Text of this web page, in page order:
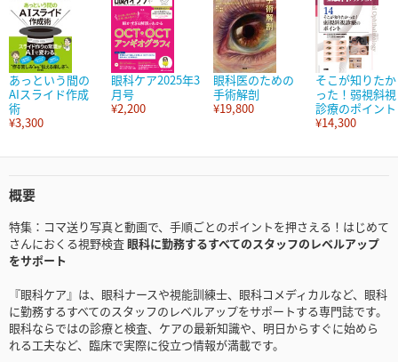
あっという間の
AIスライド作成
術
¥3,300
眼科ケア2025年3
月号
¥2,200
眼科医のための
手術解剖
¥19,800
そこが知りたか
った！弱視斜視
診療のポイント
¥14,300
概要
特集：コマ送り写真と動画で、手順ごとのポイントを押さえる！はじめて
さんにおくる視野検査眼科に勤務するすべてのスタッフのレベルアップ
をサポート
『眼科ケア』は、眼科ナースや視能訓練士、眼科コメディカルなど、眼科
に勤務するすべてのスタッフのレベルアップをサポートする専門誌です。
眼科ならではの診療と検査、ケアの最新知識や、明日からすぐに始めら
れる工夫など、臨床で実際に役立つ情報が満載です。